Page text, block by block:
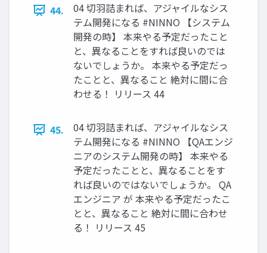
44.
04 切羽詰まれば、アジャイルなシス
テム開発になる #NINNO 【システム
開発の時】 本来やる予定だったこと
と、異なることをすれば良いのでは
ないでしょうか。 本来やる予定だっ
たことと、異なること 絶対に間に合
わせる！ リリース 44
45.
04 切羽詰まれば、アジャイルなシス
テム開発になる #NINNO 【QAエンジ
ニアのシステム開発の時】 本来やる
予定だったことと、異なることをす
れば良いのではないでしょうか。 QA
エンジニア が 本来やる予定だったこ
とと、異なること 絶対に間に合わせ
る！ リリース 45